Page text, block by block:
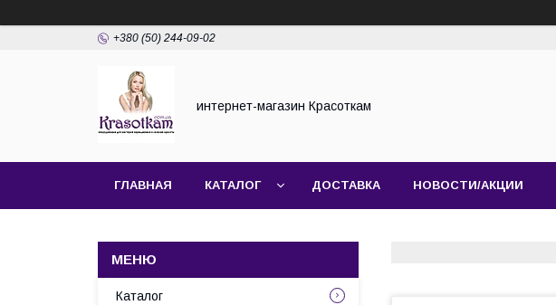
+380 (50) 244-09-02
интернет-магазин Красоткам
ГЛАВНАЯ КАТАЛОГ ДОСТАВКА НОВОСТИ/АКЦИИ
Каталог